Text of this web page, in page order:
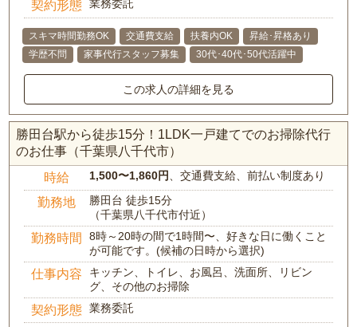
契約形態 業務委託
スキマ時間勤務OK 交通費支給 扶養内OK
昇給･昇格あり
学歴不問
家事代行スタッフ募集 30代･40代･50代活躍中
この求人の詳細を見る
勝田台駅から徒歩15分！1LDK一戸建てでのお掃除代行
のお仕事（千葉県八千代市）
時給 1,500〜1,860円 、交通費支給、前払い制度あり
勤務地
勝田台 徒歩15分
（千葉県八千代市付近）
勤務時間
8時～20時の間で1時間〜、好きな日に働くこと
が可能です。(候補の日時から選択)
仕事内容
キッチン、トイレ、お風呂、洗面所、リビン
グ、その他のお掃除
契約形態 業務委託